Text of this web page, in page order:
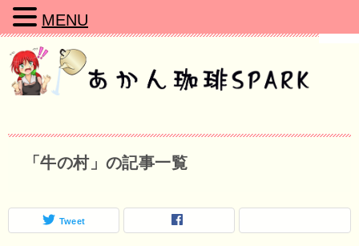
「牛の村」の記事一覧
Tweet
MENU